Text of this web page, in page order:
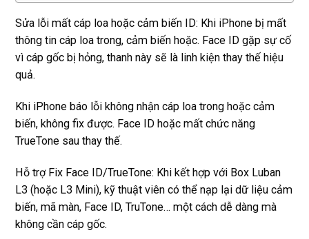
Sửa lỗi mất cáp loa hoặc cảm biến ID: Khi iPhone bị mất
thông tin cáp loa trong, cảm biến hoặc. Face ID gặp sự cố
vì cáp gốc bị hỏng, thanh này sẽ là linh kiện thay thế hiệu
quả.
Khi iPhone báo lỗi không nhận cáp loa trong hoặc cảm
biến, không fix được. Face ID hoặc mất chức năng
TrueTone sau thay thế.
Hỗ trợ Fix Face ID/TrueTone: Khi kết hợp với Box Luban
L3 (hoặc L3 Mini), kỹ thuật viên có thể nạp lại dữ liệu cảm
biến, mã màn, Face ID, TruTone… một cách dễ dàng mà
không cần cáp gốc.